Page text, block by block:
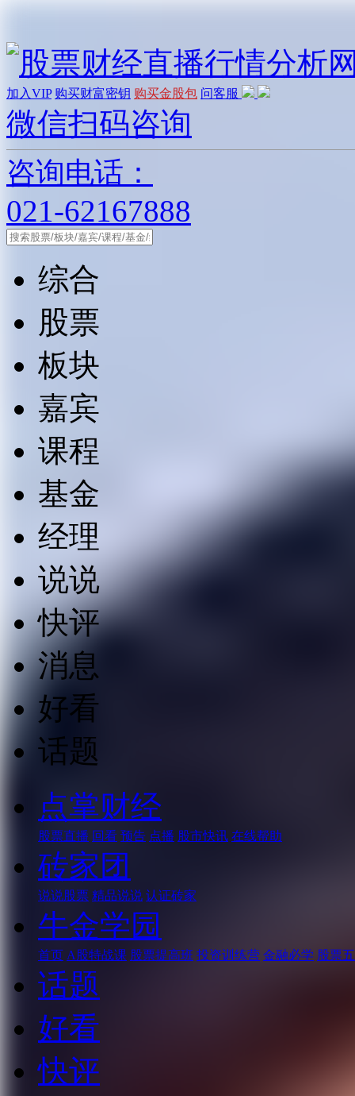
加入VIP 购买财富密钥 购买金股包 问客服
微信扫码咨询
咨询电话：
021-62167888
综合
股票
板块
嘉宾
课程
基金
经理
说说
快评
消息
好看
话题
点掌财经
股票直播 回看 预告 点播 股市快讯 在线帮助
砖家团
说说股票 精品说说 认证砖家
牛金学园
首页 A股特战课 股票提高班 投资训练营 金融必学 股票
话题
好看
快评